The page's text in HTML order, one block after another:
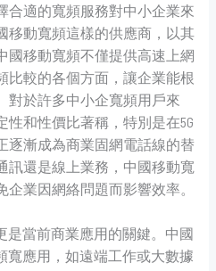
合適的寬頻服務對中小企業來
移動寬頻這樣的供應商，以其
國移動寬頻不僅提供高速上網
比較的各個方面，讓企業能根
對於許多中小企寬頻用戶來
和性價比著稱，特別是在5G
逐漸成為商業固網電話線的替
訊還是線上業務，中國移動寬
業因網絡問題而影響效率。
是當前商業應用的關鍵。中國
寬應用，如遠端工作或大數據